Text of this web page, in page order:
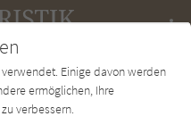
Charts Newsletter
Einige davon werden
ermöglichen, Ihre
verbessern.